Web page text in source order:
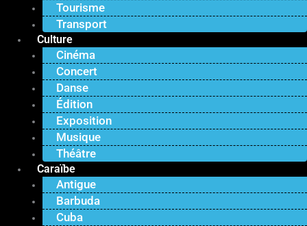
Tourisme
Transport
Culture
Cinéma
Concert
Danse
Édition
Exposition
Musique
Théâtre
Caraïbe
Antigue
Barbuda
Cuba